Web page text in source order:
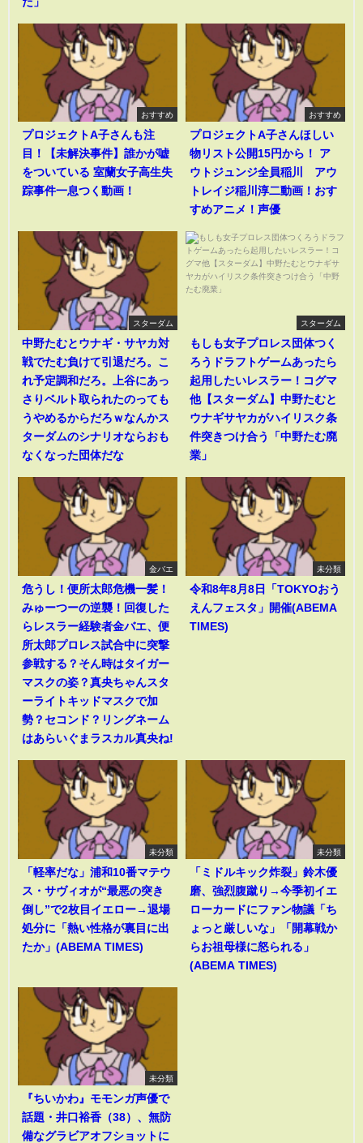
おすすめ
プロジェクトA子さんも注
目！【未解決事件】誰かが嘘
をついている 室蘭女子高生失
踪事件一息つく動画！
おすすめ
プロジェクトA子さんほしい
物リスト公開15円から！ ア
ウトジュンジ全員稲川 アウ
トレイジ稲川淳二動画！おす
すめアニメ！声優
スターダム
中野たむとウナギ・サヤカ対
戦でたむ負けて引退だろ。こ
れ予定調和だろ。上谷にあっ
さりベルト取られたのっても
うやめるからだろｗなんかス
ターダムのシナリオならおも
なくなった団体だな
スターダム
もしも女子プロレス団体つく
ろうドラフトゲームあったら
起用したいレスラー！コグマ
他【スターダム】中野たむと
ウナギサヤカがハイリスク条
件突きつけ合う「中野たむ廃
業」
金バエ
危うし！便所太郎危機一髪！
みゅーつーの逆襲！回復した
らレスラー経験者金バエ、便
所太郎プロレス試合中に突撃
参戦する？そん時はタイガー
マスクの姿？真央ちゃんスタ
ーライトキッドマスクで加
勢？セコンド？リングネーム
はあらいぐまラスカル真央ね!
未分類
令和8年8月8日「TOKYOおう
えんフェスタ」開催(ABEMA
TIMES)
未分類
「軽率だな」浦和10番マテウ
ス・サヴィオが“最悪の突き
倒し”で2枚目イエロー→退場
処分に「熱い性格が裏目に出
たか」(ABEMA TIMES)
未分類
「ミドルキック炸裂」鈴木優
磨、強烈腹蹴り→今季初イエ
ローカードにファン物議「ち
ょっと厳しいな」「開幕戦か
らお祖母様に怒られる」
(ABEMA TIMES)
未分類
『ちいかわ』モモンガ声優で
話題・井口裕香（38）、無防
備なグラビアオフショットに